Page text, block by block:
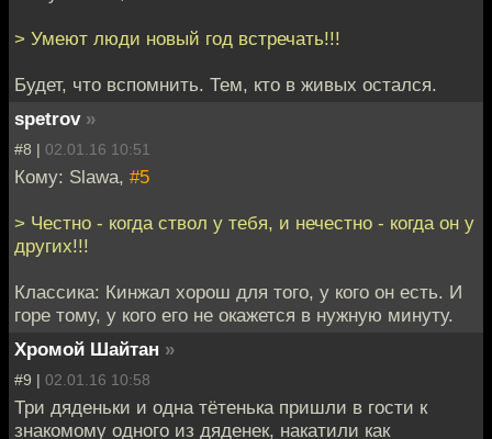
> Умеют люди новый год встречать!!!
Будет, что вспомнить. Тем, кто в живых остался.
spetrov »
#8 | 02.01.16 10:51
Кому: Slawa, #5
> Честно - когда ствол у тебя, и нечестно - когда он у
других!!!
Классика: Кинжал хорош для того, у кого он есть. И
горе тому, у кого его не окажется в нужную минуту.
Хромой Шайтан »
#9 | 02.01.16 10:58
Три дяденьки и одна тётенька пришли в гости к
знакомому одного из дяденек, накатили как